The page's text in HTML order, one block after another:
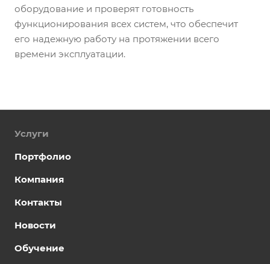
оборудование и проверят готовность
функционирования всех систем, что обеспечит
его надежную работу на протяжении всего
времени эксплуатации.
Услуги
Портфолио
Компания
Контакты
Новости
Обучение